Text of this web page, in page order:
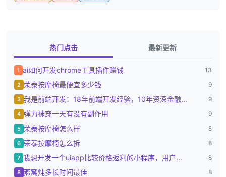
热门点击 最新更新
1 ai如何开发chrome工具插件赚钱 13
2 荣泰按摩椅最便宜多少钱 9
3 我是前端开发：18年前端开发经验，10年资深金融... 9
4 弹力袜穿一天有没有副作用 9
5 荣泰按摩椅怎么样 8
6 荣泰按摩椅怎么拆 8
7 我想开发一个uiapp比较价格返利的小程序，用户... 8
8 燕窝炖多长时间最佳 8